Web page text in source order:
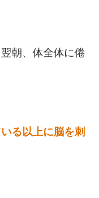
朝、体全体に倦
る以上に脳を刺